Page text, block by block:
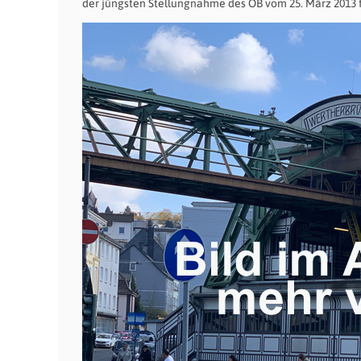
der jüngsten Stellungnahme des OB vom 25. März 2013